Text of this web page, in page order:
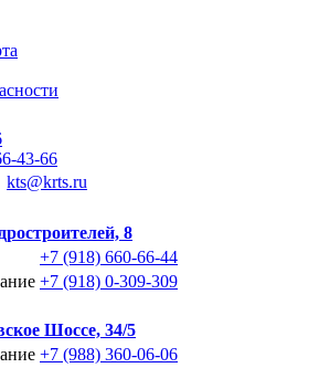
43-66
kts@krts.ru
8
+7 (918) 660-66-44
+7 (918) 0-309-309
Шоссе, 34/5
+7 (988) 360-06-06